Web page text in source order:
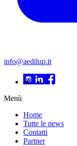
info@aedilup.it
Menù
Home
Tutte le news
Contatti
Partner